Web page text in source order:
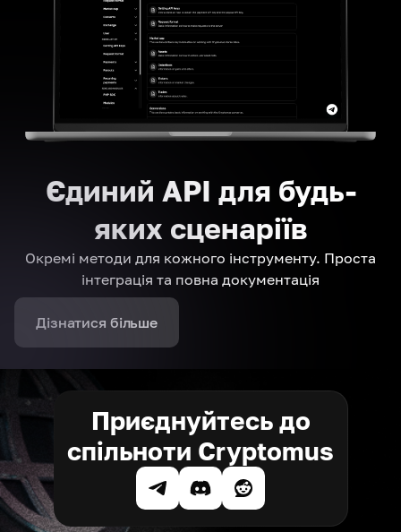
Єдиний API для будь-
яких сценаріїв
Окремі методи для кожного інструменту. Проста
інтеграція та повна документація
Дізнатися більше
Приєднуйтесь до
спільноти Cryptomus